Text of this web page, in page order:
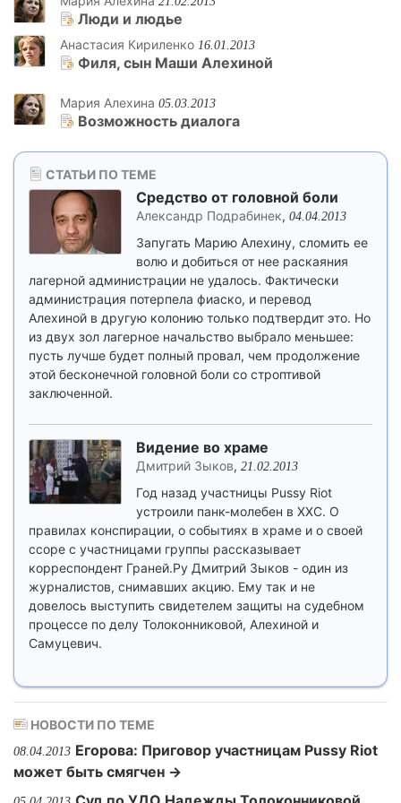
Люди и людье
Анастасия Кириленко 16.01.2013
Филя, сын Маши Алехиной
Мария Алехина 05.03.2013
Возможность диалога
СТАТЬИ ПО ТЕМЕ
Средство от головной боли
Александр Подрабинек, 04.04.2013
Запугать Марию Алехину, сломить ее
волю и добиться от нее раскаяния
лагерной администрации не удалось. Фактически
администрация потерпела фиаско, и перевод
Алехиной в другую колонию только подтвердит это. Но
из двух зол лагерное начальство выбрало меньшее:
пусть лучше будет полный провал, чем продолжение
этой бесконечной головной боли со строптивой
заключенной.
Видение во храме
Дмитрий Зыков, 21.02.2013
Год назад участницы Pussy Riot
устроили панк-молебен в ХХС. О
правилах конспирации, о событиях в храме и о своей
ссоре с участницами группы рассказывает
корреспондент Граней.Ру Дмитрий Зыков - один из
журналистов, снимавших акцию. Ему так и не
довелось выступить свидетелем защиты на судебном
процессе по делу Толоконниковой, Алехиной и
Самуцевич.
НОВОСТИ ПО ТЕМЕ
08.04.2013 Егорова: Приговор участницам Pussy Riot
может быть смягчен →